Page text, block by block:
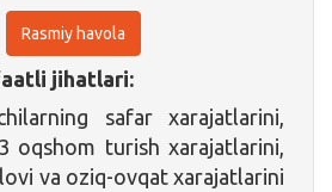
Rasmiy havola
jihatlari:
safar xarajatlarini,
oqshom turish xarajatlarini,
va oziq-ovqat xarajatlarini